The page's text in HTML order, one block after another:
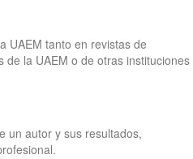
UAEM tanto en revistas de
de la UAEM o de otras instituciones
un autor y sus resultados,